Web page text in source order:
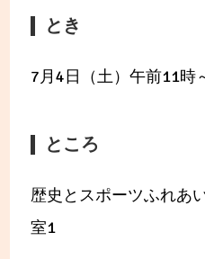
とき
7月4日（土）午前11時
ところ
歴史とスポーツふれ
室1